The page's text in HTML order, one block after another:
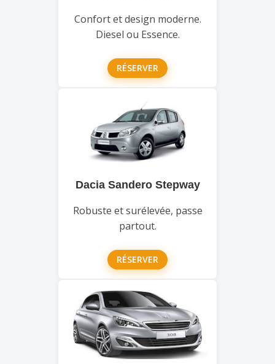
Confort et design moderne.
Diesel ou Essence.
RÉSERVER
Dacia Sandero Stepway
Robuste et surélevée, passe
partout.
RÉSERVER